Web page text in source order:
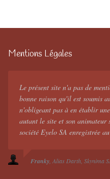
Mentions Légales
Le présent site n'a pas de
bonne raison qu'il est soumis
n'obligeant pas à en établir
autant le site et son animateur
société Eyelo SA enregistrée
Franky Alias Darth Skynima